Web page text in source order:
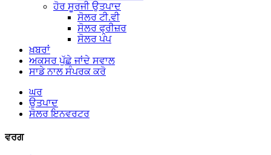
ਹੋਰ ਸੂਰਜੀ ਉਤਪਾਦ
ਸੋਲਰ ਟੀ.ਵੀ
ਸੋਲਰ ਫ੍ਰੀਜ਼ਰ
ਸੋਲਰ ਪੰਪ
ਖ਼ਬਰਾਂ
ਅਕਸਰ ਪੁੱਛੇ ਜਾਂਦੇ ਸਵਾਲ
ਸਾਡੇ ਨਾਲ ਸੰਪਰਕ ਕਰੋ
ਘਰ
ਉਤਪਾਦ
ਸੋਲਰ ਇਨਵਰਟਰ
ਵਰਗ